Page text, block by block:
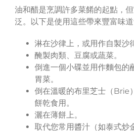
油和醋是烹調許多菜餚的起點，
泛。以下是使用這些帶來豐富味道
淋在沙律上，或用作自製沙
醃製肉類、豆腐或蔬菜。
倒進一個小碟並用作麵包的
胃菜。
倒在溫暖的布里芝士（Brie
餅乾食用。
灑在薄餅上。
取代您常用醬汁（如泰式炒